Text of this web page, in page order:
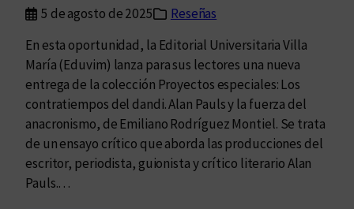
5 de agosto de 2025
Reseñas
En esta oportunidad, la Editorial Universitaria Villa
María (Eduvim) lanza para sus lectores una nueva
entrega de la colección Proyectos especiales: Los
contratiempos del dandi. Alan Pauls y la fuerza del
anacronismo, de Emiliano Rodríguez Montiel. Se trata
de un ensayo crítico que aborda las producciones del
escritor, periodista, guionista y crítico literario Alan
Pauls.…